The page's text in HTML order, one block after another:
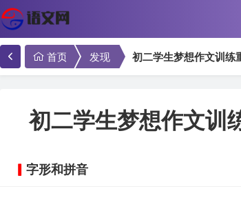
首页 发现 初二学生梦想作文训练
初二学生梦想作文训
字形和拼音